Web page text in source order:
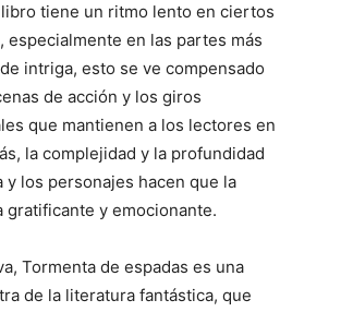
tiene un ritmo lento en ciertos
especialmente en las partes más
intriga, esto se ve compensado
de acción y los giros
que mantienen a los lectores en
la complejidad y la profundidad
y los personajes hacen que la
gratificante y emocionante.
Tormenta de espadas es una
de la literatura fantástica, que